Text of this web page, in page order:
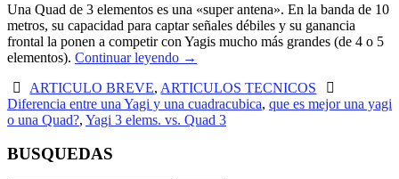
Una Quad de 3 elementos es una «super antena». En la banda de 10
metros, su capacidad para captar señales débiles y su ganancia
frontal la ponen a competir con Yagis mucho más grandes (de 4 o 5
elementos). Continuar leyendo →
ARTICULO BREVE, ARTICULOS TECNICOS
Diferencia entre una Yagi y una cuadracubica, que es mejor una yagi
o una Quad?, Yagi 3 elems. vs. Quad 3
BUSQUEDAS